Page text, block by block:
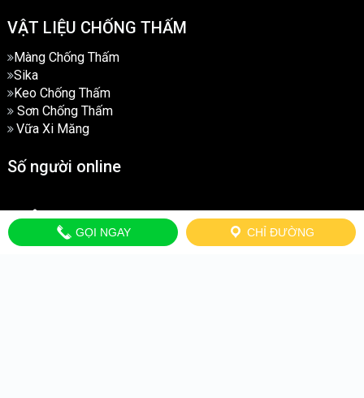
VẬT LIỆU CHỐNG THẤM
Màng Chống Thấm
Sika
Keo Chống Thấm
Sơn Chống Thấm
Vữa Xi Măng
Số người online
THÔNG TIN
Chính Sách Mua Hàng
GỌI NGAY CHỈ ĐƯỜNG